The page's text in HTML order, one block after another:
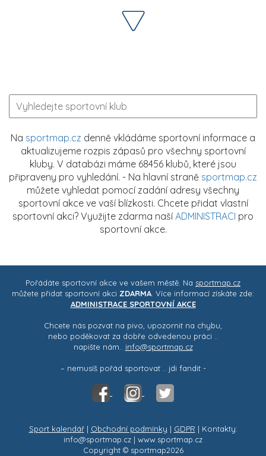
Na sportmap.cz denně vkládáme sportovní informace a
aktualizujeme rozpis zápasů pro všechny sportovní
kluby. V databázi máme 68456 klubů, které jsou
připraveny pro vyhledání. - Na hlavní straně sportmap.cz
můžete vyhledat pomocí zadání adresy všechny
sportovní akce ve vaší blízkosti. Chcete přidat vlastní
sportovní akci? Využijte zdarma naší ADMINISTRACI pro
sportovní akce.
Pořádáte sportovní akce ve vašem městě. Na sportmap.cz
můžete přidat sportovní akci ZDARMA. Více informací získáte zde:
ADMINISTRACE SPORTOVNÍ AKCE
Chcete nás pozvat na pivo, upozornit na chybu,
nebo poděkovat za dobře odvedenou práci ..
napište nám.. info@sportmap.cz
– nemusíš pořád sportovat .. jdi fandit -
Sport kalendář| Obchodní podmínky | GDPR | Kontakty:
info@sportmap.cz | www.sportmap.cz
Copyright © sportmap2026